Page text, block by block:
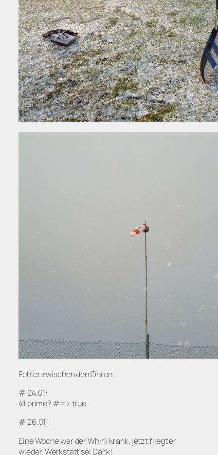
Fehler zwischen den Ohren.
# 24.01:
41.prime? #=> true
# 26.01:
Eine Woche war der Whirli krank, jetzt fliegt er
wieder, Werkstatt sei Dank!